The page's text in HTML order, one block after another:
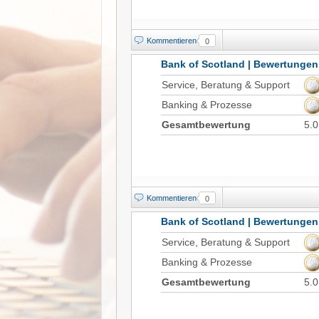
Kommentieren 0
Bank of Scotland |
Service, Beratung & Support
Banking & Prozesse
Gesamtbewertung
5.0
Kommentieren 0
Bank of Scotland |
Service, Beratung & Support
Banking & Prozesse
Gesamtbewertung
5.0